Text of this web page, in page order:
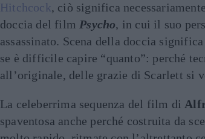
Hitchcock, ciò significa
doccia del filmPsycho, in cui il suo
assassinato. Scena della doccia significa
se è difficile capire “quanto”: perché
all’originale, delle grazie di Scarlett si
La celeberrima sequenza del film di
spaventosa anche perché costruita da